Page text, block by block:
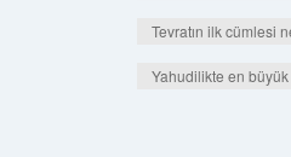
Tevratın ilk cümlesi
Yahudilikte en